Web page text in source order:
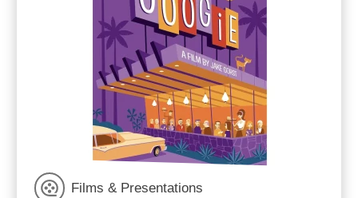
Films & Presentations